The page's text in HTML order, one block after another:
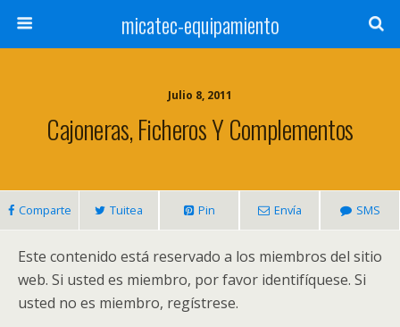
micatec-equipamiento
Julio 8, 2011
Cajoneras, Ficheros Y Complementos
Comparte Tuitea Pin Envía SMS
Este contenido está reservado a los miembros del sitio
web. Si usted es miembro, por favor identifíquese. Si
usted no es miembro, regístrese.